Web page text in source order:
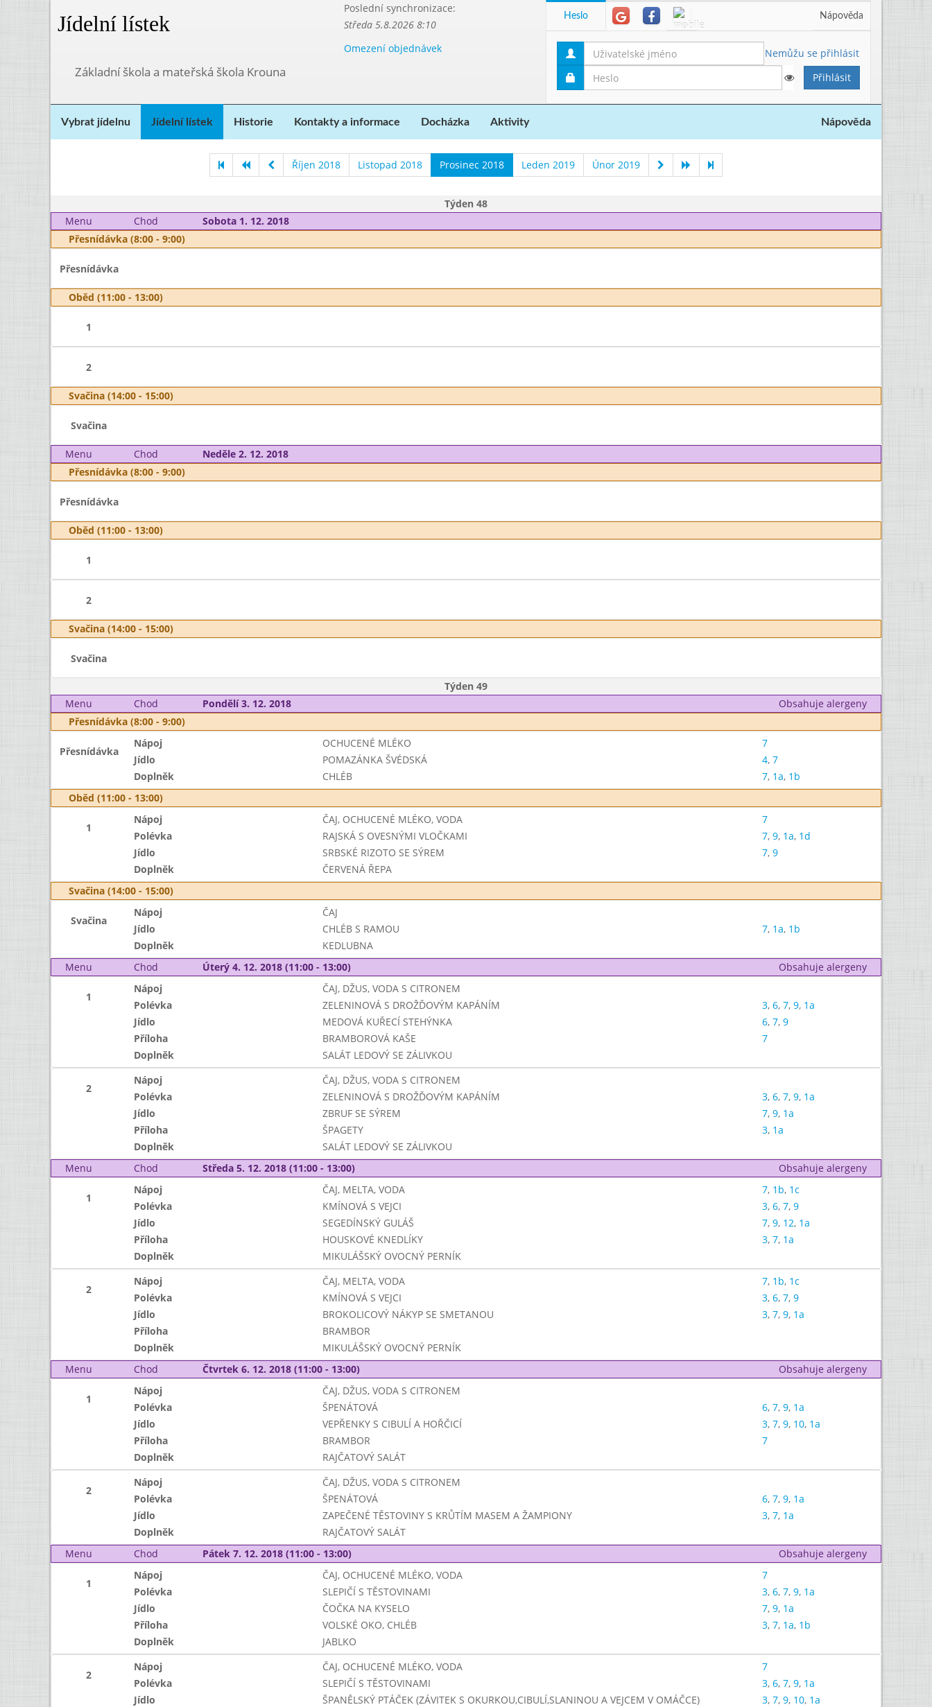
Jídelní lístek
Poslední synchronizace:
Středa 5.8.2026 8:10
Omezení objednávek
Základní škola a mateřská škola Krouna
Heslo Nápověda
Nemůžu se přihlásit
Vybrat jídelnu Jídelní lístek Historie Kontakty a informace Docházka Aktivity Nápověda
Říjen 2018 Listopad 2018 Prosinec 2018 Leden 2019 Únor 2019
Týden 48
Menu
Chod
Sobota 1. 12. 2018
Přesnídávka (8:00 - 9:00)
Přesnídávka
Oběd (11:00 - 13:00)
1
2
Svačina (14:00 - 15:00)
Svačina
Menu Chod
Neděle 2. 12. 2018
Přesnídávka (8:00 - 9:00)
Přesnídávka
Oběd (11:00 - 13:00)
1
2
Svačina (14:00 - 15:00)
Svačina
Týden 49
Menu
Chod Pondělí 3. 12. 2018
Obsahuje alergeny
Přesnídávka (8:00 - 9:00)
Přesnídávka
Nápoj OCHUCENÉ MLÉKO
7
Jídlo
POMAZÁNKA ŠVÉDSKÁ 4, 7
Doplněk
CHLÉB 7, 1a, 1b
Oběd (11:00 - 13:00)
1
Nápoj ČAJ, OCHUCENÉ MLÉKO, VODA
7
Polévka
RAJSKÁ S OVESNÝMI VLOČKAMI 7, 9, 1a, 1d
Jídlo
SRBSKÉ RIZOTO SE SÝREM 7, 9
Doplněk
ČERVENÁ ŘEPA
Svačina (14:00 - 15:00)
Svačina
Nápoj
ČAJ
Jídlo
CHLÉB S RAMOU 7, 1a, 1b
Doplněk
KEDLUBNA
Menu
Chod Úterý 4. 12. 2018 (11:00 - 13:00) Obsahuje alergeny
1
Nápoj
ČAJ, DŽUS, VODA S CITRONEM
Polévka
ZELENINOVÁ S DROŽĎOVÝM KAPÁNÍM 3, 6, 7, 9, 1a
Jídlo
MEDOVÁ KUŘECÍ STEHÝNKA 6, 7, 9
Příloha
BRAMBOROVÁ KAŠE
7
Doplněk
SALÁT LEDOVÝ SE ZÁLIVKOU
2
Nápoj
ČAJ, DŽUS, VODA S CITRONEM
Polévka
ZELENINOVÁ S DROŽĎOVÝM KAPÁNÍM 3, 6, 7, 9, 1a
Jídlo
ZBRUF SE SÝREM 7, 9, 1a
Příloha
ŠPAGETY 3, 1a
Doplněk
SALÁT LEDOVÝ SE ZÁLIVKOU
Menu
Chod Středa 5. 12. 2018 (11:00 - 13:00) Obsahuje alergeny
1
Nápoj ČAJ, MELTA, VODA 7, 1b, 1c
Polévka
KMÍNOVÁ S VEJCI 3, 6, 7, 9
Jídlo
SEGEDÍNSKÝ GULÁŠ 7, 9, 12, 1a
Příloha
HOUSKOVÉ KNEDLÍKY 3, 7, 1a
Doplněk
MIKULÁŠSKÝ OVOCNÝ PERNÍK
2
Nápoj ČAJ, MELTA, VODA 7, 1b, 1c
Polévka
KMÍNOVÁ S VEJCI 3, 6, 7, 9
Jídlo
BROKOLICOVÝ NÁKYP SE SMETANOU 3, 7, 9, 1a
Příloha
BRAMBOR
Doplněk
MIKULÁŠSKÝ OVOCNÝ PERNÍK
Menu
Chod Čtvrtek 6. 12. 2018 (11:00 - 13:00) Obsahuje alergeny
1
Nápoj
ČAJ, DŽUS, VODA S CITRONEM
Polévka
ŠPENÁTOVÁ 6, 7, 9, 1a
Jídlo
VEPŘENKY S CIBULÍ A HOŘČICÍ 3, 7, 9, 10, 1a
Příloha
BRAMBOR
7
Doplněk
RAJČATOVÝ SALÁT
2
Nápoj
ČAJ, DŽUS, VODA S CITRONEM
Polévka
ŠPENÁTOVÁ 6, 7, 9, 1a
Jídlo
ZAPEČENÉ TĚSTOVINY S KRŮTÍM MASEM A ŽAMPIONY 3, 7, 1a
Doplněk
RAJČATOVÝ SALÁT
Menu
Chod Pátek 7. 12. 2018 (11:00 - 13:00) Obsahuje alergeny
1
Nápoj ČAJ, OCHUCENÉ MLÉKO, VODA
7
Polévka
SLEPIČÍ S TĚSTOVINAMI 3, 6, 7, 9, 1a
Jídlo
ČOČKA NA KYSELO 7, 9, 1a
Příloha
VOLSKÉ OKO, CHLÉB 3, 7, 1a, 1b
Doplněk
JABLKO
2
Nápoj ČAJ, OCHUCENÉ MLÉKO, VODA
7
Polévka
SLEPIČÍ S TĚSTOVINAMI 3, 6, 7, 9, 1a
Jídlo
ŠPANĚLSKÝ PTÁČEK (ZÁVITEK S OKURKOU,CIBULÍ,SLANINOU A VEJCEM V OMÁČCE) 3, 7, 9, 10, 1a